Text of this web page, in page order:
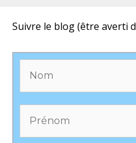
Suivre le blog (être averti